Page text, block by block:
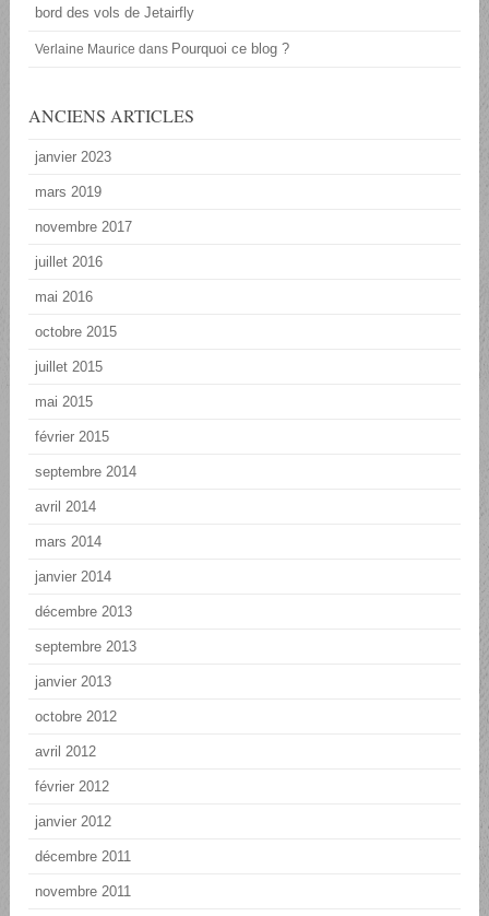
bord des vols de Jetairfly
Verlaine Maurice dans Pourquoi ce blog ?
ANCIENS ARTICLES
janvier 2023
mars 2019
novembre 2017
juillet 2016
mai 2016
octobre 2015
juillet 2015
mai 2015
février 2015
septembre 2014
avril 2014
mars 2014
janvier 2014
décembre 2013
septembre 2013
janvier 2013
octobre 2012
avril 2012
février 2012
janvier 2012
décembre 2011
novembre 2011